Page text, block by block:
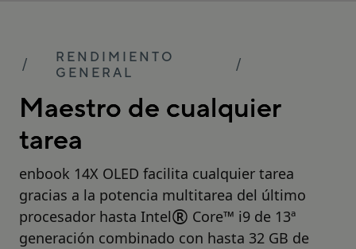
RENDIMIENTO
GENERAL
Maestro de cualquier
tarea
enbook 14X OLED facilita cualquier tarea
gracias a la potencia multitarea del último
procesador hasta Intel® Core™ i9 de 13ª
generación combinado con hasta 32 GB de